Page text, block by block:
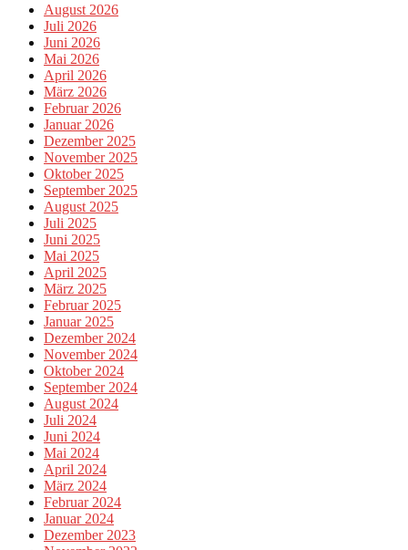
August 2026
Juli 2026
Juni 2026
Mai 2026
April 2026
März 2026
Februar 2026
Januar 2026
Dezember 2025
November 2025
Oktober 2025
September 2025
August 2025
Juli 2025
Juni 2025
Mai 2025
April 2025
März 2025
Februar 2025
Januar 2025
Dezember 2024
November 2024
Oktober 2024
September 2024
August 2024
Juli 2024
Juni 2024
Mai 2024
April 2024
März 2024
Februar 2024
Januar 2024
Dezember 2023